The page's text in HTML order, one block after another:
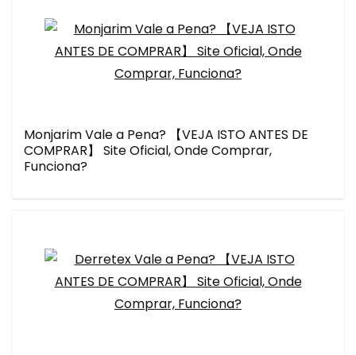
Monjarim Vale a Pena? 【VEJA ISTO ANTES DE
COMPRAR】 Site Oficial, Onde Comprar,
Funciona?